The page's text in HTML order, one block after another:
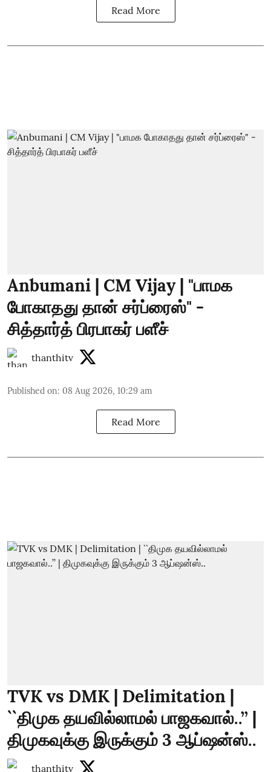
Read More
Anbumani | CM Vijay | "பாமக
போகாதது தான் சர்ப்ரைஸ்" -
சித்தார்த் பிரபாகர் பளீச்
thanthitv
Published on: 08 Aug 2026, 10:29 am
Read More
TVK vs DMK | Delimitation |
``திமுக தயவில்லாமல் பாஜகவால்..’’ |
திமுகவுக்கு இருக்கும் 3 ஆப்ஷன்ஸ்..
thanthitv